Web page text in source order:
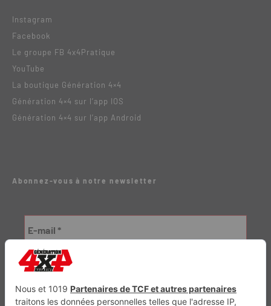
Instagram
Facebook
Le groupe FB 4x4Pratique
YouTube
La boutique Génération 4×4
Génération 4×4 sur l’app IOS
Génération 4×4 sur l’app Android
Abonnez-vous à notre newsletter